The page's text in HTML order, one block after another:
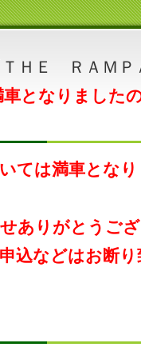
ＴＨＥ ＲＡＭ
車となりました
ては満車とな
ありがとうござ
込などはお断